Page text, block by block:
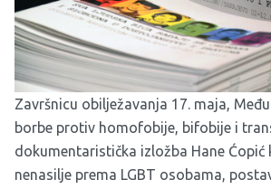
Završnicu obilježavanja 17. maja,
borbe protiv homofobije, bifobije i
dokumentaristička izložba Hane Ćopić
nenasilje prema LGBT osobama,